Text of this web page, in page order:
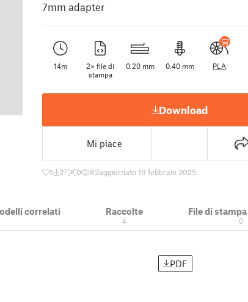
7mm adapter
14m
2× file di
stampa
0.20 mm 0.40 mm PLA
Download
Mi piace
5 27 0 82aggiornato 19 febbraio 2025
correlati Raccolte
4
File di
0
PDF